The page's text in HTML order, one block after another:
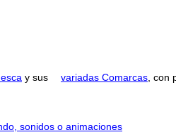
y sus variadas Comarcas ,
sonidos o animaciones